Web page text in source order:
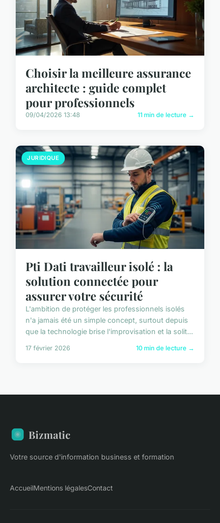
Choisir la meilleure assurance
architecte : guide complet
pour professionnels
09/04/2026 13:48 11 min de lecture →
JURIDIQUE
Pti Dati travailleur isolé : la
solution connectée pour
assurer votre sécurité
L'ambition de protéger les professionnels isolés
n'a jamais été un simple concept, surtout depuis
que la technologie brise l'improvisation et la solit...
17 février 2026 10 min de lecture →
Bizmatic
Votre source d'information business et formation
AccueilMentions légalesContact